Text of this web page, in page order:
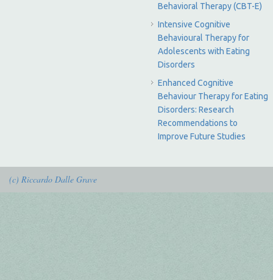
Behavioral Therapy (CBT-E)
Intensive Cognitive
Behavioural Therapy for
Adolescents with Eating
Disorders
Enhanced Cognitive
Behaviour Therapy for Eating
Disorders: Research
Recommendations to
Improve Future Studies
(c) Riccardo Dalle Grave